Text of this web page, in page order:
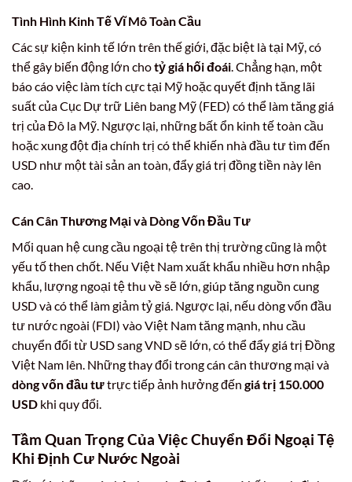
Tình Hình Kinh Tế Vĩ Mô Toàn Cầu
Các sự kiện kinh tế lớn trên thế giới, đặc biệt là tại Mỹ, có
thể gây biến động lớn chotỷ giá hối đoái. Chẳng hạn, một
báo cáo việc làm tích cực tại Mỹ hoặc quyết định tăng lãi
suất của Cục Dự trữ Liên bang Mỹ (FED) có thể làm tăng giá
trị của Đô la Mỹ. Ngược lại, những bất ổn kinh tế toàn cầu
hoặc xung đột địa chính trị có thể khiến nhà đầu tư tìm đến
USD như một tài sản an toàn, đẩy giá trị đồng tiền này lên
cao.
Cán Cân Thương Mại và Dòng Vốn Đầu Tư
Mối quan hệ cung cầu ngoại tệ trên thị trường cũng là một
yếu tố then chốt. Nếu Việt Nam xuất khẩu nhiều hơn nhập
khẩu, lượng ngoại tệ thu về sẽ lớn, giúp tăng nguồn cung
USD và có thể làm giảm tỷ giá. Ngược lại, nếu dòng vốn đầu
tư nước ngoài (FDI) vào Việt Nam tăng mạnh, nhu cầu
chuyển đổi từ USD sang VND sẽ lớn, có thể đẩy giá trị Đồng
Việt Nam lên. Những thay đổi trong cán cân thương mại và
dòng vốn đầu tưtrực tiếp ảnh hưởng đến giá trị 150.000
USD khi quy đổi.
Tầm Quan Trọng Của Việc Chuyển Đổi Ngoại Tệ
Khi Định Cư Nước Ngoài